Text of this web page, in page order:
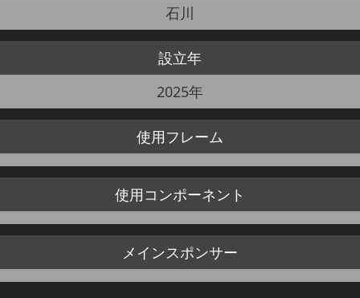
石川
設立年
2025年
使用フレーム
使用コンポーネント
メインスポンサー